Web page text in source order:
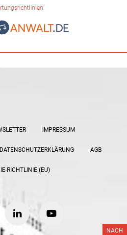
.
IMPRESSUM
DATENSCHUTZERKLÄRUNG AGB
RICHTLINIE (EU)
linkedin youtube
NACH